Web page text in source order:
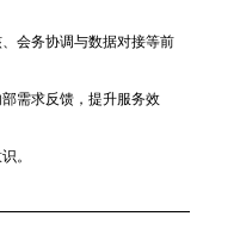
会务协调与数据对接等前
需求反馈，提升服务效
。